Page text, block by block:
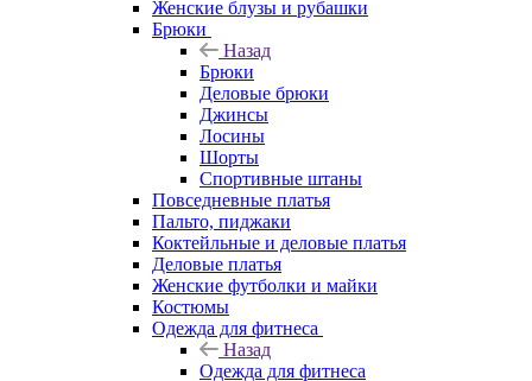
Женские блузы и рубашки
Брюки
Назад
Брюки
Деловые брюки
Джинсы
Лосины
Шорты
Спортивные штаны
Повседневные платья
Пальто, пиджаки
Коктейльные и деловые платья
Деловые платья
Женские футболки и майки
Костюмы
Одежда для фитнеса
Назад
Одежда для фитнеса